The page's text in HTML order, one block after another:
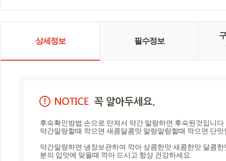
상세정보 필수정보
후숙확인방법:손으로 만져서 약간 말랑하면 후숙된것입니다
약간말랑할때 깍으면 새콤달콤맛 말랑말랑할때 깍으면 단
약간말랑하면 냉장보관하여 깍아 상큼한맛 새콤한맛 달콤
분의 입맛에 맞을때 깍아 드시고 항상 건강하세요.